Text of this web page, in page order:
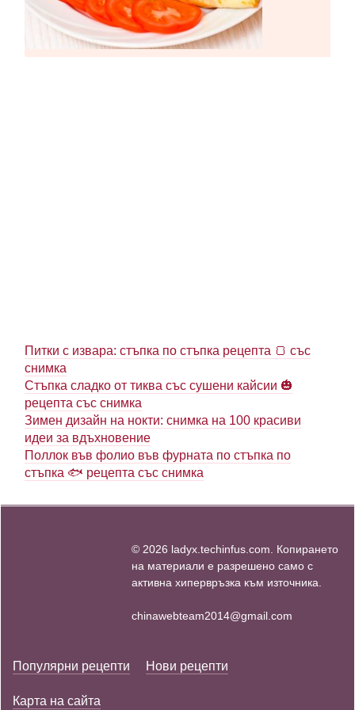
Питки с извара: стъпка по стъпка рецепта 🍞 със
снимка
Стъпка сладко от тиква със сушени кайсии 🎃
рецепта със снимка
Зимен дизайн на нокти: снимка на 100 красиви
идеи за вдъхновение
Поллок във фолио във фурната по стъпка по
стъпка 🐟 рецепта със снимка
© 2026 ladyx.techinfus.com. Копирането
на материали е разрешено само с
активна хипервръзка към източника.
chinawebteam2014@gmail.com
Популярни рецепти Нови рецепти
Карта на сайта